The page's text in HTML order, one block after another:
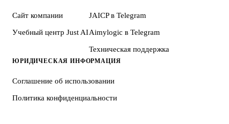
Сайт компании
Учебный центр Just AI
JAICP в Telegram
Aimylogic в Telegram
Техническая поддержка
ЮРИДИЧЕСКАЯ ИНФОРМАЦИЯ
Соглашение об использовании
Политика конфиденциальности